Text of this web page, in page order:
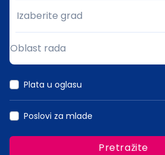
Grad
Izaberite grad
Oblast rada
Plata u oglasu
Poslovi za mlade
Pretražite